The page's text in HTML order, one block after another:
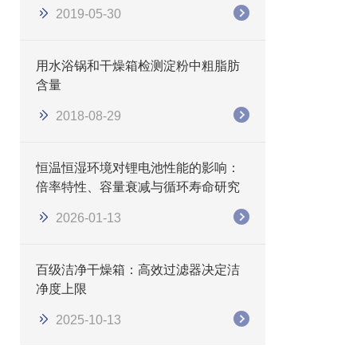
2019-05-30
用水浴锅和干燥箱检测淀粉中粗脂肪
含量
2018-08-29
恒温恒湿环境对锂电池性能的影响：
倍率特性、容量衰减与循环寿命研究
2026-01-13
百级洁净干燥箱：高效过滤器决定洁
净度上限
2025-10-13